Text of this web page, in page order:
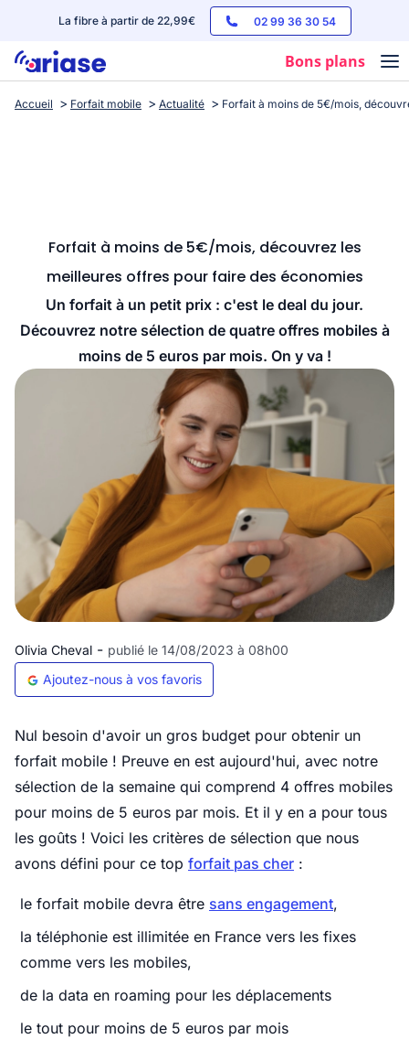
La fibre à partir de 22,99€ 02 99 36 30 54
Bons plans
Box internet
Streaming
Accueil Forfait mobile Actualité Forfait à moins de 5€/mois,
Forfait à moins de 5€/mois, découvrez les
meilleures offres pour faire des économies
Un forfait à un petit prix : c'est le deal du jour.
Découvrez notre sélection de quatre offres mobiles à
moins de 5 euros par mois. On y va !
Olivia Cheval - publié le 14/08/2023 à 08h00
Ajoutez-nous à vos favoris
Nul besoin d'avoir un gros budget pour obtenir un
forfait mobile ! Preuve en est aujourd'hui, avec notre
sélection de la semaine qui comprend 4 offres mobiles
pour moins de 5 euros par mois. Et il y en a pour tous
les goûts ! Voici les critères de sélection que nous
avons défini pour ce top forfait pas cher :
le forfait mobile devra être sans engagement,
la téléphonie est illimitée en France vers les fixes
comme vers les mobiles,
de la data en roaming pour les déplacements
le tout pour moins de 5 euros par mois